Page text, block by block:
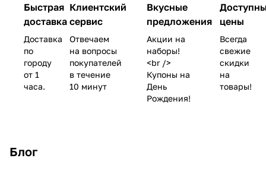
Быстрая
доставка
Доставка
по
городу
от 1
часа.
Клиентский
сервис
Отвечаем
на вопросы
покупателей
в течение
10 минут
Вкусные
предложения
Акции на
наборы!
<br />
Купоны на
День
Рождения!
цены
Всегда
свежие
скидки
на
товары!
Блог